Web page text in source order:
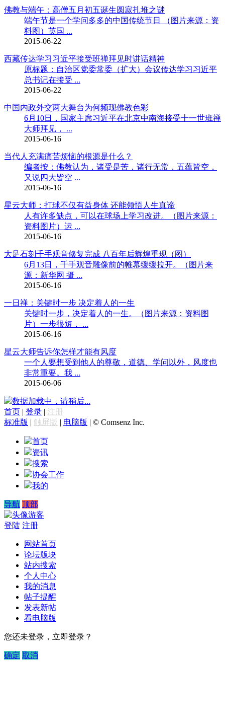
佛教与端午：高僧五月初五诞生圆寂扎堆之谜
端午节是一个学问多多的中国传统节日 （图片来源：资
料图）英国 ...
2015-06-22
西藏传达学习习近平接受班禅拜见时讲话精神
原标题：自治区党委常委（扩大）会议传达学习习近平
总书记在接受 ...
2015-06-22
中国内政外交两大舞台为何频现佛教色彩
6月10日，国家主席习近平在北京中南海接受十一世班禅
大师拜见， ...
2015-06-16
当代人充满痛苦烦恼的根源是什么？
编者按：佛教认为，诸受是苦，诸行无常，五蕴皆空，
又说四大皆空 ...
2015-06-16
星云大师：打球不仅有益身体 还能领悟人生真谛
人有许多缺点，可以在球场上学习改进。（图片来源：
资料图片）运 ...
2015-06-16
大足石刻千手观音修复完成 八百年后辉煌重现（图）
6月13日，千手观音雕像前的帷幕缓缓拉开。（图片来
源：新华网 摄 ...
2015-06-16
一日禅：关键时一步 决定着人的一生
关键时一步，决定着人的一生。（图片来源：资料图
片）一步很短， ...
2015-06-16
星云大师告诉你怎样才能有风度
一个人要想受到他人的尊敬，道德、学问以外，风度也
非常重要。我 ...
2015-06-06
数据加载中，请稍后...
首页 | 登录 | 注册
标准版 | 触屏版 | 电脑版 | © Comsenz Inc.
首页
资讯
搜索
协会工作
我的
导航 顶部
游客
登陆 注册
网站首页
论坛版块
站内搜索
个人中心
我的消息
帖子提醒
发表新帖
看电脑版
您还未登录，立即登录？
确定 取消